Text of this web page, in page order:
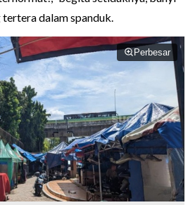
dalam spanduk.
Perbesar